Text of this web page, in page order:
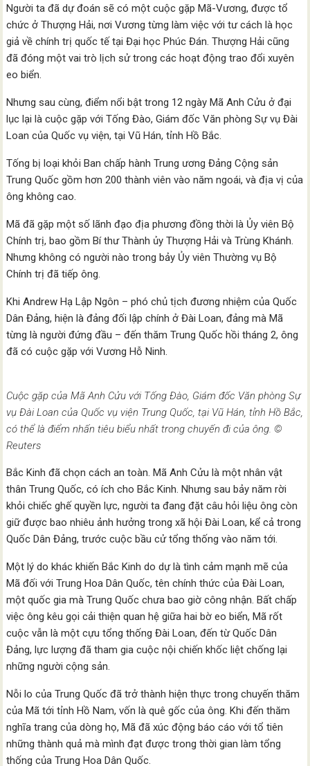
Người ta đã dự đoán sẽ có một cuộc gặp Mã-Vương, được tổ
chức ở Thượng Hải, nơi Vương từng làm việc với tư cách là học
giả về chính trị quốc tế tại Đại học Phúc Đán. Thượng Hải cũng
đã đóng một vai trò lịch sử trong các hoạt động trao đổi xuyên
eo biển.
Nhưng sau cùng, điểm nổi bật trong 12 ngày Mã Anh Cửu ở đại
lục lại là cuộc gặp với Tống Đào, Giám đốc Văn phòng Sự vụ Đài
Loan của Quốc vụ viện, tại Vũ Hán, tỉnh Hồ Bắc.
Tống bị loại khỏi Ban chấp hành Trung ương Đảng Cộng sản
Trung Quốc gồm hơn 200 thành viên vào năm ngoái, và địa vị của
ông không cao.
Mã đã gặp một số lãnh đạo địa phương đồng thời là Ủy viên Bộ
Chính trị, bao gồm Bí thư Thành ủy Thượng Hải và Trùng Khánh.
Nhưng không có người nào trong bảy Ủy viên Thường vụ Bộ
Chính trị đã tiếp ông.
Khi Andrew Hạ Lập Ngôn – phó chủ tịch đương nhiệm của Quốc
Dân Đảng, hiện là đảng đối lập chính ở Đài Loan, đảng mà Mã
từng là người đứng đầu – đến thăm Trung Quốc hồi tháng 2, ông
đã có cuộc gặp với Vương Hỗ Ninh.
Cuộc gặp của Mã Anh Cửu với Tống Đào, Giám đốc Văn phòng Sự
vụ Đài Loan của Quốc vụ viện Trung Quốc, tại Vũ Hán, tỉnh Hồ Bắc,
có thể là điểm nhấn tiêu biểu nhất trong chuyến đi của ông. ©
Reuters
Bắc Kinh đã chọn cách an toàn. Mã Anh Cửu là một nhân vật
thân Trung Quốc, có ích cho Bắc Kinh. Nhưng sau bảy năm rời
khỏi chiếc ghế quyền lực, người ta đang đặt câu hỏi liệu ông còn
giữ được bao nhiêu ảnh hưởng trong xã hội Đài Loan, kể cả trong
Quốc Dân Đảng, trước cuộc bầu cử tổng thống vào năm tới.
Một lý do khác khiến Bắc Kinh do dự là tình cảm mạnh mẽ của
Mã đối với Trung Hoa Dân Quốc, tên chính thức của Đài Loan,
một quốc gia mà Trung Quốc chưa bao giờ công nhận. Bất chấp
việc ông kêu gọi cải thiện quan hệ giữa hai bờ eo biển, Mã rốt
cuộc vẫn là một cựu tổng thống Đài Loan, đến từ Quốc Dân
Đảng, lực lượng đã tham gia cuộc nội chiến khốc liệt chống lại
những người cộng sản.
Nỗi lo của Trung Quốc đã trở thành hiện thực trong chuyến thăm
của Mã tới tỉnh Hồ Nam, vốn là quê gốc của ông. Khi đến thăm
nghĩa trang của dòng họ, Mã đã xúc động báo cáo với tổ tiên
những thành quả mà mình đạt được trong thời gian làm tổng
thống của Trung Hoa Dân Quốc.